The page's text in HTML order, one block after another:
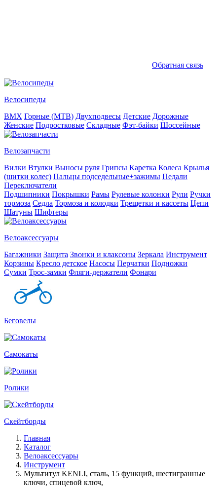
Обратная связь
Велосипеды
BMX Горные (MTB) Двухподвесы Детские Дорожные
Женские Подростковые Складные Фэт-байки Шоссейные
Велозапчасти
Вилки Втулки Выносы руля Грипсы Каретка Колеса Крылья
(щитки колес) Пальцы подседельные+зажимы Педали
Переключатели
Подшипники Покрышки Рамы Рулевые колонки Рули Ручки
тормоза Седла Тормоза и колодки Трещетки и кассеты Цепи
Шатуны Шифтеры
Велоаксессуары
Багажники Защита Звонки и клаксоны Зеркала Инструмент
Корзины Кресло детское Насосы Перчатки Подножки
Сумки Трос-замки Фляги-держатели Фонари
Беговелы
Самокаты
Ролики
Скейтборды
Главная
Каталог
Велоаксессуары
Инструмент
Мультитул KENLI, сталь, 15 функций, шестигранные
ключи, спицевой ключ,